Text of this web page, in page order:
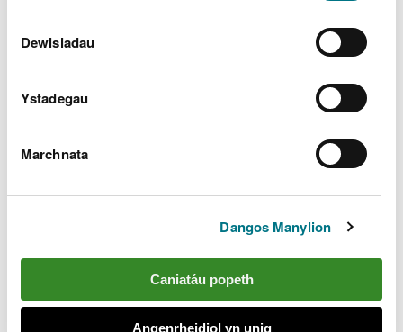
Dewisiadau
Ystadegau
Marchnata
Dangos Manylion
Caniatáu popeth
Angenrheidiol yn unig
Bydd SAB yn ymateb o fewn 7 wythnos neu 12
wythnos os oes angen Asesiad Effaith
Susdrain
Mae Susdrain yn wefan annibynnol ar gyfer y rhai
achos i helpu gyda chynllunio, dylunio,
Mae cefnogaeth ar gael i reolwyr perygl llifogydd,
peirianwyr, cynllunwyr, dylunwyr, penseiri tirwedd a